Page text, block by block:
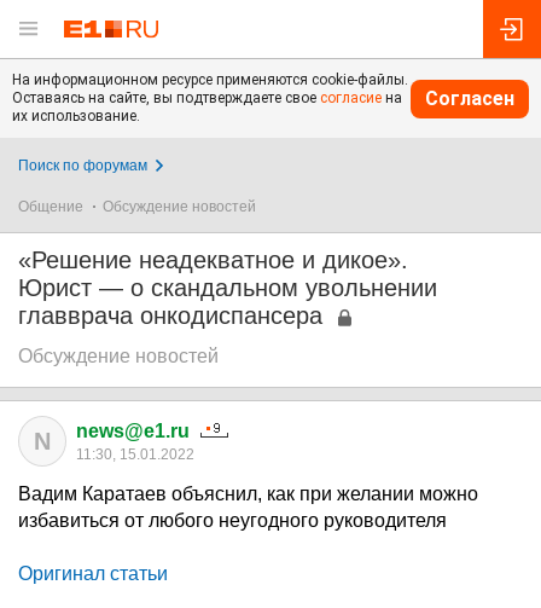
На информационном ресурсе применяются cookie-файлы.
Оставаясь на сайте, вы подтверждаете свое согласие на
их использование.
Согласен
Поиск по форумам
Общение Обсуждение новостей
«Решение неадекватное и дикое».
Юрист — о скандальном увольнении
главврача онкодиспансера
Обсуждение новостей
N news@e1.ru
11:30, 15.01.2022
Вадим Каратаев объяснил, как при желании можно
избавиться от любого неугодного руководителя
Оригинал статьи